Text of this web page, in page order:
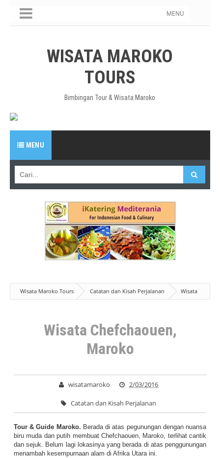
MENU
WISATA MAROKO
TOURS
Bimbingan Tour & Wisata Maroko
MENU
Wisata Maroko Tours Catatan dan Kisah Perjalanan
Wisata
Chefchaouen, Maroko
Wisata Chefchaouen,
Maroko
wisatamaroko 2/03/2016
Catatan dan Kisah Perjalanan
Tour & Guide Maroko. Berada di atas pegunungan dengan nuansa
biru muda dan putih membuat Chefchaouen, Maroko, terlihat cantik
dan sejuk. Belum lagi lokasinya yang berada di atas penggunungan
menambah kesempurnaan alam di Afrika Utara ini.